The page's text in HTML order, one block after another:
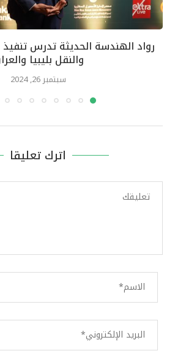
رواد الهندسة الحديثة تدرس
والنقل بليبيا
سبتمبر 26, 2024
اترك تعليقا